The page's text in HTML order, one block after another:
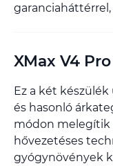
garanciaháttérrel,
XMax V4
Ez a két
és hasonló
módon melegítik
hővezetéses
gyógynövények